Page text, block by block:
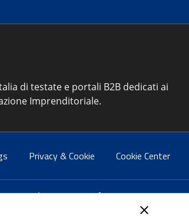
di testate e portali B2B dedicati ai
Imprenditoriale.
Privacy & Cookie Cookie Center
- tel. 06 684251 - fax. 06 68425433